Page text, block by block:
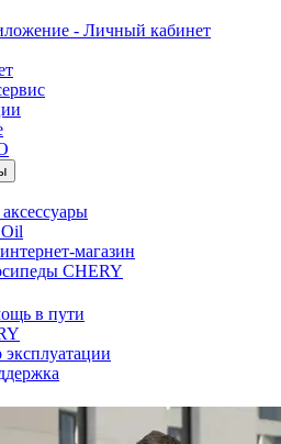
- Личный кабинет
магазин
CHERY
в пути
эксплуатации